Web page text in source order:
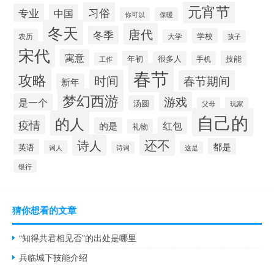
专业 中国 习俗 你可以 保暖 元宵节
农历 冬天 冬季 唐代 大学 学校 孩子
宋代 寓意 工作 年初 很多人 手机 技能
攻略 新年 时间 春节 春节期间
是一个 梦幻西游 汤圆 游戏 父母 玩家
疫情 的人 的是 礼物 红包 自己的
英语 词人 诗人 诗词 还不 这是 都是
银行
猜你想看的文章
“知得共君相见否”的出处是哪里
兵临城下技能介绍